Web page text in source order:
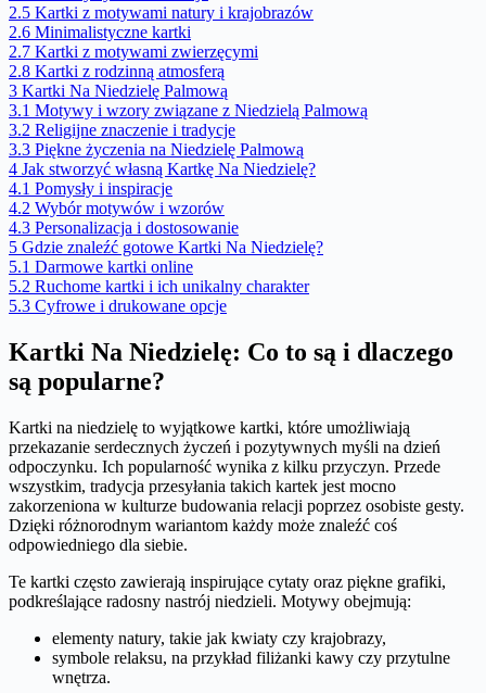
2.5 Kartki z motywami natury i krajobrazów
2.6 Minimalistyczne kartki
2.7 Kartki z motywami zwierzęcymi
2.8 Kartki z rodzinną atmosferą
3 Kartki Na Niedzielę Palmową
3.1 Motywy i wzory związane z Niedzielą Palmową
3.2 Religijne znaczenie i tradycje
3.3 Piękne życzenia na Niedzielę Palmową
4 Jak stworzyć własną Kartkę Na Niedzielę?
4.1 Pomysły i inspiracje
4.2 Wybór motywów i wzorów
4.3 Personalizacja i dostosowanie
5 Gdzie znaleźć gotowe Kartki Na Niedzielę?
5.1 Darmowe kartki online
5.2 Ruchome kartki i ich unikalny charakter
5.3 Cyfrowe i drukowane opcje
Kartki Na Niedzielę: Co to są i dlaczego
są popularne?
Kartki na niedzielę to wyjątkowe kartki, które umożliwiają
przekazanie serdecznych życzeń i pozytywnych myśli na dzień
odpoczynku. Ich popularność wynika z kilku przyczyn. Przede
wszystkim, tradycja przesyłania takich kartek jest mocno
zakorzeniona w kulturze budowania relacji poprzez osobiste gesty.
Dzięki różnorodnym wariantom każdy może znaleźć coś
odpowiedniego dla siebie.
Te kartki często zawierają inspirujące cytaty oraz piękne grafiki,
podkreślające radosny nastrój niedzieli. Motywy obejmują:
elementy natury, takie jak kwiaty czy krajobrazy,
symbole relaksu, na przykład filiżanki kawy czy przytulne
wnętrza.